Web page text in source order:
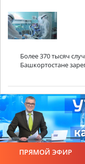
Более 370 тысяч
Башкортостане
ПРЯМОЙ ЭФИР